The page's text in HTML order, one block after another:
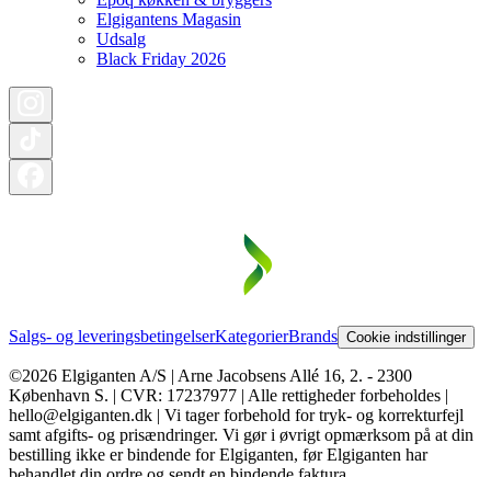
Elgigantens Magasin
Udsalg
Black Friday 2026
Salgs- og leveringsbetingelserKategorierBrands Cookie indstillinger
©2026 Elgiganten A/S | Arne Jacobsens Allé 16, 2. - 2300
København S. | CVR: 17237977 | Alle rettigheder forbeholdes |
hello@elgiganten.dk | Vi tager forbehold for tryk- og korrekturfejl
samt afgifts- og prisændringer. Vi gør i øvrigt opmærksom på at din
bestilling ikke er bindende for Elgiganten, før Elgiganten har